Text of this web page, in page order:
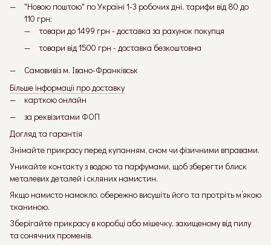
"Новою поштою" по Україні 1-3 робочих дні, тарифи від 80 до
110 грн:
товари до 1499 грн - доставка за рахунок покупця
товари від 1500 грн - доставка безкоштовна
Самовивіз м. Івано-Франківськ
Більше інформації про доставку
карткою онлайн
за реквізитами ФОП
Догляд та гарантія
Знімайте прикрасу перед купанням, сном чи фізичними вправами.
Уникайте контакту з водою та парфумами, щоб зберегти блиск
металевих деталей і скляних намистин.
Якщо намисто намокло, обережно висушіть його та протріть м’якою
тканиною.
Зберігайте прикрасу в коробці або мішечку, захищеному від пилу
та сонячних променів.